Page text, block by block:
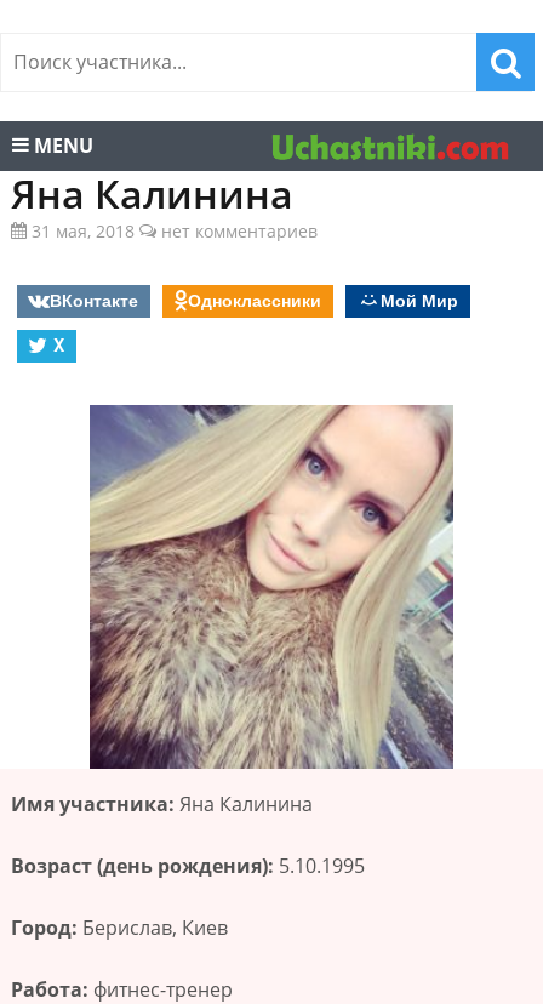
MENU
Яна Калинина
31 мая, 2018 нет комментариев
ВКонтакте Одноклассники
Мой Мир
X
Имя участника: Яна Калинина
Возраст (день рождения): 5.10.1995
Город: Берислав, Киев
Работа: фитнес-тренер